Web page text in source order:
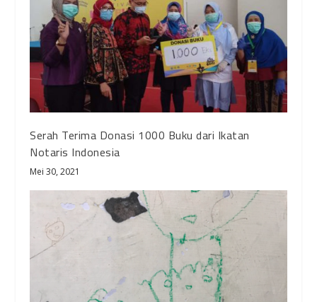
Serah Terima Donasi 1000 Buku dari Ikatan
Notaris Indonesia
Mei 30, 2021